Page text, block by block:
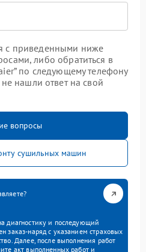
с приведенными ниже
либо обратиться в
по следующему телефону
нашли ответ на свой
вопросы
сушильных машин
диагностику и последующий
заказ-наряд с указанием страховых
Далее, после выполнения работ
акт выполненных работ и